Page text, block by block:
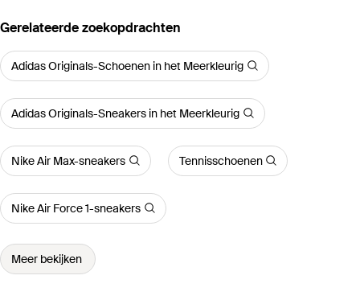
Gerelateerde zoekopdrachten
Adidas Originals-Schoenen in het Meerkleurig
Adidas Originals-Sneakers in het Meerkleurig
Nike Air Max-sneakers Tennisschoenen
Nike Air Force 1-sneakers
Meer bekijken